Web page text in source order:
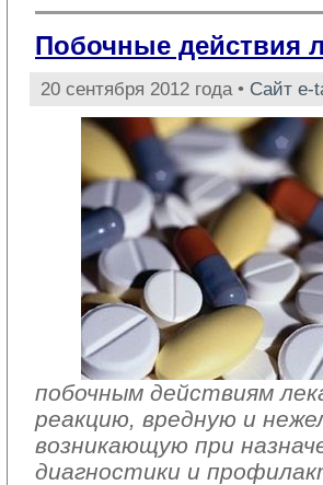
Побочные действия
20 сентября 2012 года • Сайт e-
побочным действиям
реакцию, вредную и
возникающую при
диагностики и